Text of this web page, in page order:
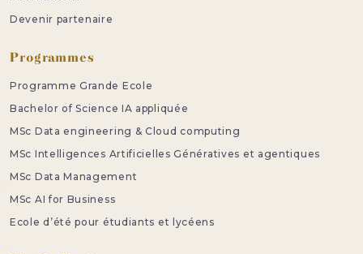
Devenir partenaire
Programmes
Programme Grande Ecole
Bachelor of Science IA appliquée
MSc Data engineering & Cloud computing
MSc Intelligences Artificielles Génératives et agentiques
MSc Data Management
MSc AI for Business
Ecole d’été pour étudiants et lycéens